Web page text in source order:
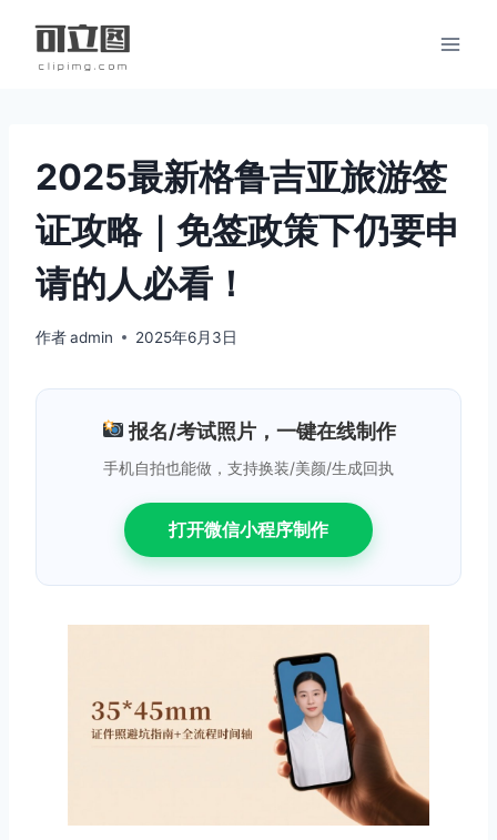
2025最新格鲁吉亚旅游签
证攻略｜免签政策下仍要申
请的人必看！
作者admin 2025年6月3日
报名/考试照片，一键在线制作
手机自拍也能做，支持换装/美颜/生成回执
打开微信小程序制作